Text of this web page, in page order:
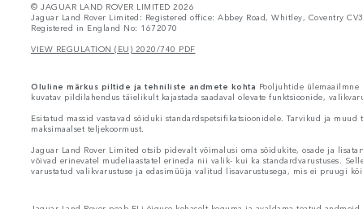
© JAGUAR LAND ROVER LIMITED 2026
Jaguar Land Rover Limited: Registered office: Abbey Road, Whitley, Coventry
Registered in England No: 1672070
VIEW REGULATION (EU) 2020/740 PDF
Oluline märkus piltide ja tehniliste andmete kohta Pooljuhtide
kuvatav pildilahendus täielikult kajastada saadaval olevate funktsioonide,
Esitatud massid vastavad sõiduki standardspetsifikatsioonidele. Tarvikud ja
maksimaalset teljekoormust.
Jaguar Land Rover Limited otsib pidevalt võimalusi oma sõidukite, osade ja
võivad erinevatel mudeliaastatel erineda nii valik- kui ka standardvarustuses.
varustatud valikvarustuse ja edasimüüja valitud lisavarustusega, mis ei pruugi